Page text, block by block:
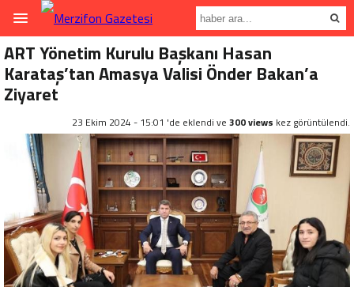
ART Yönetim Kurulu Başkanı Hasan
Karataş’tan Amasya Valisi Önder Bakan’a
Ziyaret
23 Ekim 2024 - 15:01 'de eklendi ve 300 views kez görüntülendi.